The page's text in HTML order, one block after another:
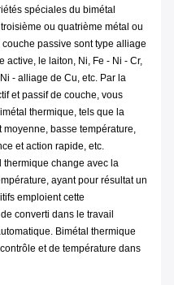
spéciales du bimétal
ou quatrième métal ou
passive sont type alliage
active, le laiton, Ni, Fe - Ni - Cr,
- alliage de Cu, etc. Par la
et passif de couche, vous
thermique, tels que la
basse température,
et action rapide, etc.
thermique change avec la
ayant pour résultat un
emploient cette
converti dans le travail
Bimétal thermique
et de température dans